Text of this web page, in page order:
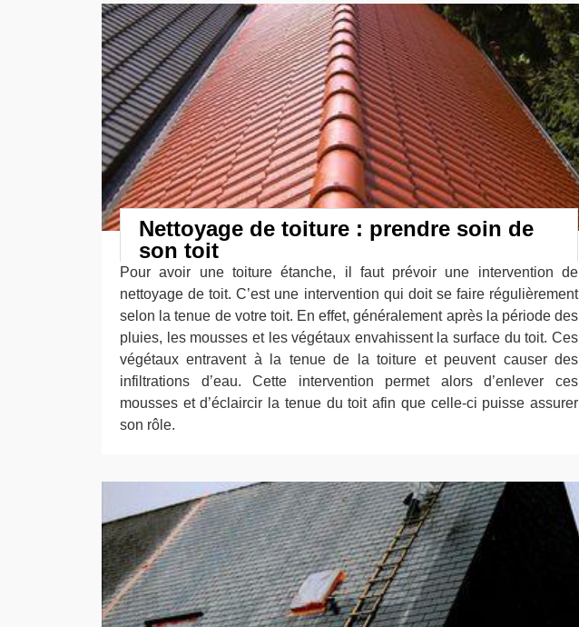
Nettoyage de toiture : prendre soin de
son toit
Pour avoir une toiture étanche, il faut prévoir une intervention de
nettoyage de toit. C’est une intervention qui doit se faire régulièrement
selon la tenue de votre toit. En effet, généralement après la période des
pluies, les mousses et les végétaux envahissent la surface du toit. Ces
végétaux entravent à la tenue de la toiture et peuvent causer des
infiltrations d’eau. Cette intervention permet alors d’enlever ces
mousses et d’éclaircir la tenue du toit afin que celle-ci puisse assurer
son rôle.